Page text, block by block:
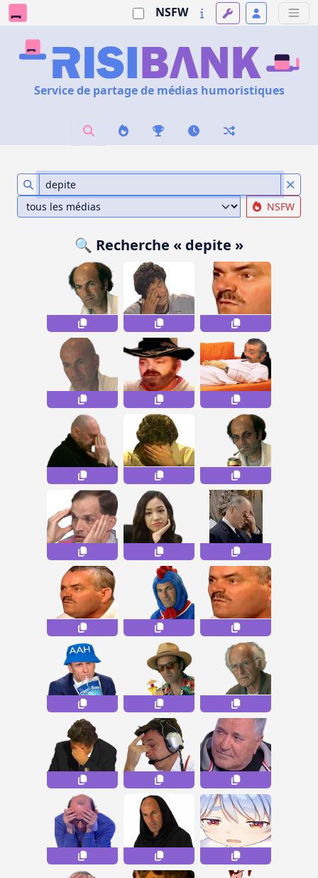
NSFW
Service de partage de médias humoristiques
NSFW
🔍 Recherche « depite »